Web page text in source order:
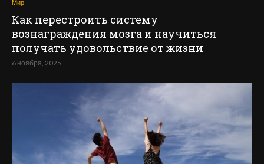
Мир
Как перестроить систему
вознаграждения мозга и научиться
получать удовольствие от жизни
6 ноября, 2025